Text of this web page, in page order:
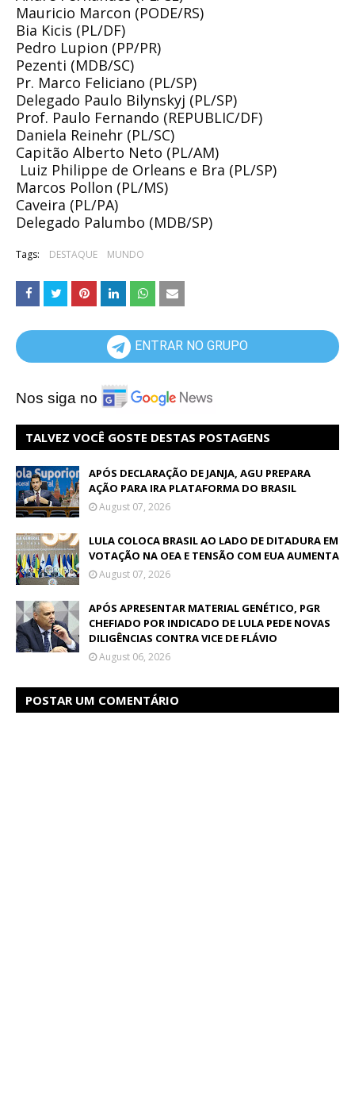
Mauricio Marcon (PODE/RS)
Bia Kicis (PL/DF)
Pedro Lupion (PP/PR)
Pezenti (MDB/SC)
Pr. Marco Feliciano (PL/SP)
Delegado Paulo Bilynskyj (PL/SP)
Prof. Paulo Fernando (REPUBLIC/DF)
Daniela Reinehr (PL/SC)
Capitão Alberto Neto (PL/AM)
Luiz Philippe de Orleans e Bra (PL/SP)
Marcos Pollon (PL/MS)
Caveira (PL/PA)
Delegado Palumbo (MDB/SP)
Tags: DESTAQUE MUNDO
ENTRAR NO GRUPO
Nos siga no
TALVEZ VOCÊ GOSTE DESTAS POSTAGENS
APÓS DECLARAÇÃO DE JANJA, AGU PREPARA
AÇÃO PARA IRA PLATAFORMA DO BRASIL
August 07, 2026
LULA COLOCA BRASIL AO LADO DE DITADURA EM
VOTAÇÃO NA OEA E TENSÃO COM EUA AUMENTA
August 07, 2026
APÓS APRESENTAR MATERIAL GENÉTICO, PGR
CHEFIADO POR INDICADO DE LULA PEDE NOVAS
DILIGÊNCIAS CONTRA VICE DE FLÁVIO
August 06, 2026
POSTAR UM COMENTÁRIO